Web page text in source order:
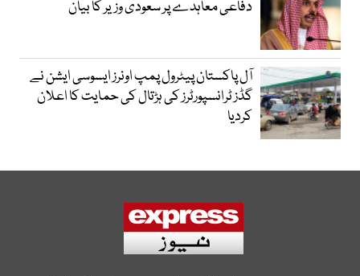
دفاعی معاہدے پر سعودی وزیر کا بیان
آل پاکستان پیٹرول پمپ اونرز ایسوسی ایشن نے
گڈز ٹرانسپورٹرز کی ہڑتال کی حمایت کا اعلان
کردیا